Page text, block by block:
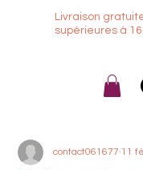
Livraison
supérieures à
contact061677 11